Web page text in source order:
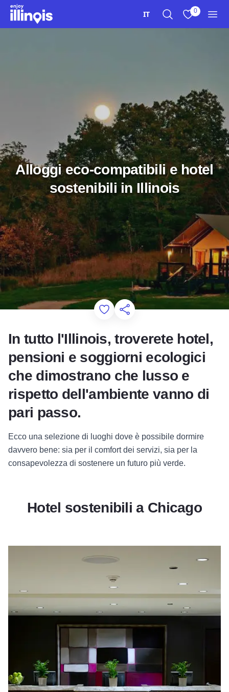
Vai al contenuto principale
IT 0
Alloggi eco-compatibili e hotel
sostenibili in Illinois
Add to Favorites
Condividi questa pagina
In tutto l'Illinois, troverete hotel,
pensioni e soggiorni ecologici
che dimostrano che lusso e
rispetto dell'ambiente vanno di
pari passo.
Ecco una selezione di luoghi dove è possibile dormire
davvero bene: sia per il comfort dei servizi, sia per la
consapevolezza di sostenere un futuro più verde.
Hotel sostenibili a Chicago